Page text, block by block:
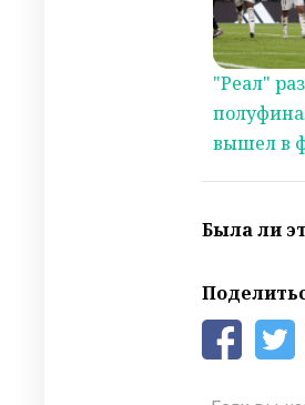
"Реал"
вышел в
Была ли